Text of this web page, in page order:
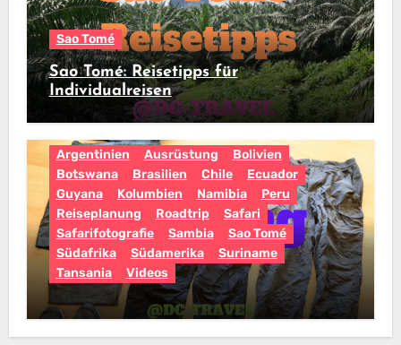
Sao Tomé
Sao Tomé: Reisetipps für
Individualreisen
Argentinien Ausrüstung
Bolivien
Botswana
Brasilien Chile
Ecuador
Guyana
Kolumbien Namibia
Peru
Reiseplanung
Roadtrip
Safari
Safarifotografie
Sambia
Sao Tomé
Südafrika
Südamerika
Suriname
Tansania
Videos
Kleidung für die Tropen, Regenwald,